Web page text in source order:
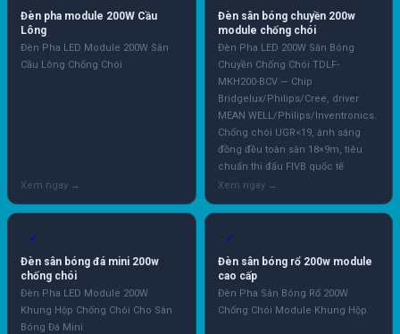
Đèn pha module 200W Cầu
Lông
Đèn Pha LED Module 200W Sân
Cầu Lông Chống Chói
Đèn sân bóng chuyền 200w
module chống chói
Đèn Pha LED 200W Sân Bóng
Chuyền Chống Chói TDLF-
MKH200-BCV — Chip
Bridgelux/Philips/Cree, driver
MEAN WELL/Philips/Inventronics.
Chống chói UGR<19, ánh sáng
đồng đều toàn sân 18×9m, tiêu
chuẩn thi đấu FIVB quốc tế
✓
Đèn sân bóng đá mini 200w
chống chói
Đèn Pha LED Module 200W
Khung Hộp Chống Chói Cho Sân
Bóng Đá Mini
✓
Đèn sân bóng rổ 200w module
cao cấp
Đèn Pha Sân Bóng Rổ 200W
Chống Chói Module Khung Hộp